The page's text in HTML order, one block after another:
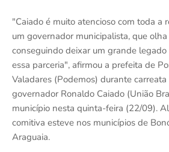
"Caiado é muito atencioso com toda a
um governador municipalista, que
conseguindo deixar um grande
essa parceria", afirmou a prefeita de
Valadares (Podemos) durante
governador Ronaldo Caiado (União
município nesta quinta-feira (22/09).
comitiva esteve nos municípios de
Araguaia.